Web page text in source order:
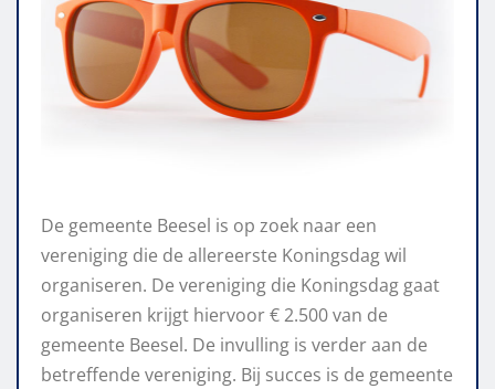
De gemeente Beesel is op zoek naar een
vereniging die de allereerste Koningsdag wil
organiseren. De vereniging die Koningsdag gaat
organiseren krijgt hiervoor € 2.500 van de
gemeente Beesel. De invulling is verder aan de
betreffende vereniging. Bij succes is de gemeente